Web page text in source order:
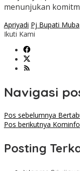
menunjukan
Apriyadi Pj Bupati Muba
Ikuti Kami
Navigasi
Pos sebelumnya
Pos berikutnya
Posting